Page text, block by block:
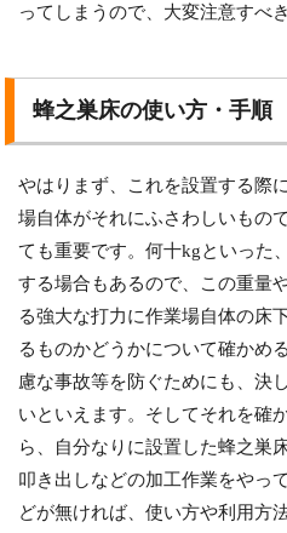
ってしまうので、大変注意すべ
蜂之巣床の使い方・手順
やはりまず、これを設置する際
場自体がそれにふさわしいもの
ても重要です。何十kgといった
する場合もあるので、この重量
る強大な打力に作業場自体の床
るものかどうかについて確かめ
慮な事故等を防ぐためにも、決
いといえます。そしてそれを確
ら、自分なりに設置した蜂之巣
叩き出しなどの加工作業をやっ
どが無ければ、使い方や利用方